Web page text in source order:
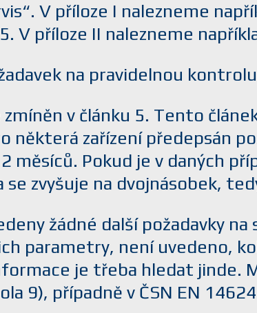
V příloze I nalezneme
V příloze II nalezneme
na pravidelnou
v článku 5. Tento
některá zařízení předepsán
měsíců. Pokud je v daných
se zvyšuje na dvojnásobek,
žádné další požadavky
parametry, není uvedeno,
je třeba hledat jinde.
9), případně v ČSN EN